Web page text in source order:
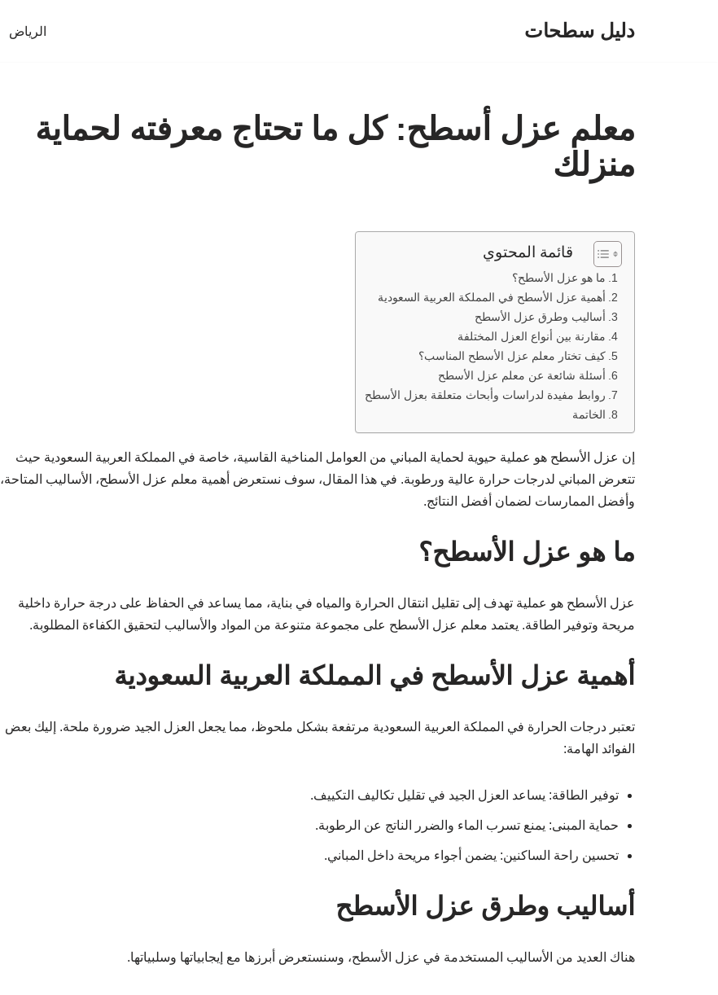
دليل سطحات الرياض
معلم عزل أسطح: كل ما تحتاج معرفته لحماية
منزلك
قائمة المحتوي
ما هو عزل الأسطح؟
أهمية عزل الأسطح في المملكة العربية السعودية
أساليب وطرق عزل الأسطح
مقارنة بين أنواع العزل المختلفة
كيف تختار معلم عزل الأسطح المناسب؟
أسئلة شائعة عن معلم عزل الأسطح
روابط مفيدة لدراسات وأبحاث متعلقة بعزل الأسطح
الخاتمة
إن عزل الأسطح هو عملية حيوية لحماية المباني من العوامل المناخية القاسية، خاصة في المملكة العربية السعودية حيث
تتعرض المباني لدرجات حرارة عالية ورطوبة. في هذا المقال، سوف نستعرض أهمية معلم عزل الأسطح، الأساليب المتاحة،
وأفضل الممارسات لضمان أفضل النتائج.
ما هو عزل الأسطح؟
عزل الأسطح هو عملية تهدف إلى تقليل انتقال الحرارة والمياه في بناية، مما يساعد في الحفاظ على درجة حرارة داخلية
مريحة وتوفير الطاقة. يعتمد معلم عزل الأسطح على مجموعة متنوعة من المواد والأساليب لتحقيق الكفاءة المطلوبة.
أهمية عزل الأسطح في المملكة العربية السعودية
تعتبر درجات الحرارة في المملكة العربية السعودية مرتفعة بشكل ملحوظ، مما يجعل العزل الجيد ضرورة ملحة. إليك بعض
الفوائد الهامة:
توفير الطاقة: يساعد العزل الجيد في تقليل تكاليف التكييف.
حماية المبنى: يمنع تسرب الماء والضرر الناتج عن الرطوبة.
تحسين راحة الساكنين: يضمن أجواء مريحة داخل المباني.
أساليب وطرق عزل الأسطح
هناك العديد من الأساليب المستخدمة في عزل الأسطح، وسنستعرض أبرزها مع إيجابياتها وسلبياتها.